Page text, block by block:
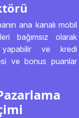
ana kanalı mobil
bağımsız olarak
yapabilir ve kredi
ve bonus puanlar